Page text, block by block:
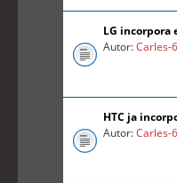
LG incorpora
Autor:Carles-
HTC ja
Autor:Carles-